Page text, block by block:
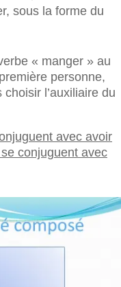
sous la forme du
« manger » au
personne,
l’auxiliaire du
avec avoir
conjuguent avec